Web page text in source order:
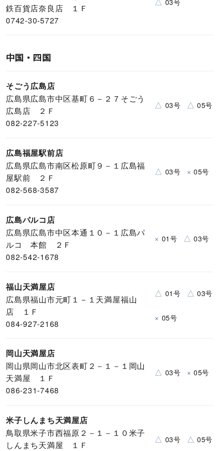
鉄百貨店奈良店 １Ｆ
0742-30-5727
03号
中国・四国
そごう広島店
広島県広島市中区基町６－２７そごう
広島店 ２Ｆ
082-227-5123
△ 03号 △ 05号
広島福屋駅前店
広島県広島市南区松原町９－１広島福
屋駅前 ２Ｆ
082-568-3587
△ 03号 × 05号
広島パルコ店
広島県広島市中区本通１０－１広島パ
ルコ 本館 ２Ｆ
082-542-1678
× 01号 △ 03号
福山天満屋店
広島県福山市元町１－１天満屋福山
店 １Ｆ
084-927-2168
△ 01号 △ 03号
× 05号
岡山天満屋店
岡山県岡山市北区表町２－１－１岡山
天満屋 １Ｆ
086-231-7468
△ 03号 × 05号
米子しんまち天満屋店
鳥取県米子市西福原２－１－１０米子
しんまち天満屋 １Ｆ
△ 03号 △ 05号